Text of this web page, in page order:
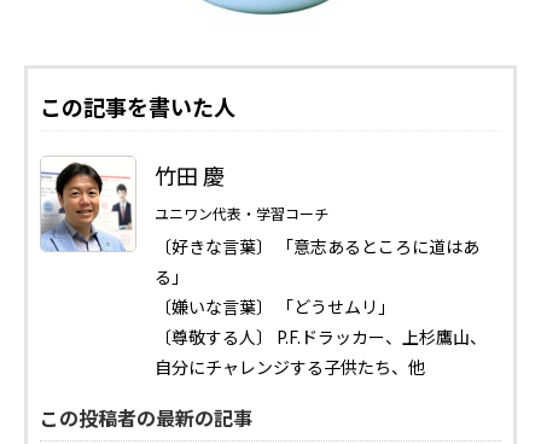
この記事を書いた人
竹田 慶
ユニワン代表・学習コーチ
〔好きな言葉〕 「意志あるところに道はあ
る」
〔嫌いな言葉〕 「どうせムリ」
〔尊敬する人〕 P.F.ドラッカー、上杉鷹山、
自分にチャレンジする子供たち、他
この投稿者の最新の記事